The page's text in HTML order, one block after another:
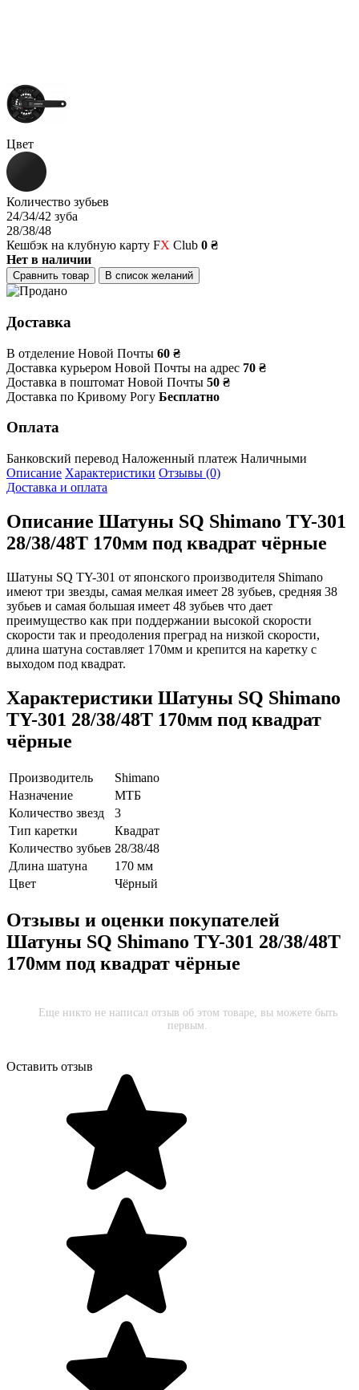
Цвет
Количество зубьев
24/34/42 зуба
28/38/48
Кешбэк на клубную карту FX Club 0 ₴
Нет в наличии
Сравнить товар В список желаний
Доставка
В отделение Новой Почты 60 ₴
Доставка курьером Новой Почты на адрес 70 ₴
Доставка в поштомат Новой Почты 50 ₴
Доставка по Кривому Рогу Бесплатно
Оплата
Банковский перевод Наложенный платеж Наличными
Описание Характеристики Отзывы (0)
Доставка и оплата
Описание Шатуны SQ Shimano TY-301
28/38/48Т 170мм под квадрат чёрные
Шатуны SQ TY-301 от японского производителя Shimano
имеют три звезды, самая мелкая имеет 28 зубьев, средняя 38
зубьев и самая большая имеет 48 зубьев что дает
преимущество как при поддержании высокой скорости
скорости так и преодоления преград на низкой скорости,
длина шатуна составляет 170мм и крепится на каретку с
выходом под квадрат.
Характеристики Шатуны SQ Shimano
TY-301 28/38/48Т 170мм под квадрат
чёрные
Производитель
Shimano
Назначение
МТБ
Количество звезд
3
Тип каретки
Квадрат
Количество зубьев 28/38/48
Длина шатуна
170 мм
Цвет
Чёрный
Отзывы и оценки покупателей
Шатуны SQ Shimano TY-301 28/38/48Т
170мм под квадрат чёрные
Еще никто не написал отзыв об этом товаре, вы можете быть
первым.
Оставить отзыв